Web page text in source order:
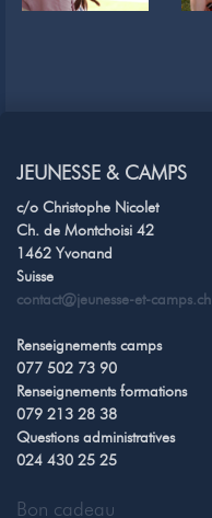
JEUNESSE & CAMPS
c/o Christophe Nicolet
Ch. de Montchoisi 42
1462 Yvonand
Suisse
contact@jeunesse-et-camps.ch
Renseignements camps
077 502 73 90
Renseignements formations
079 213 28 38
Questions administratives
024 430 25 25
Bon cadeau